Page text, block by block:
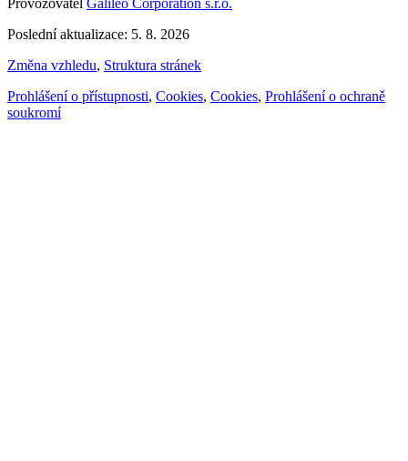
Provozovatel Galileo Corporation s.r.o.
Poslední aktualizace: 5. 8. 2026
Změna vzhledu, Struktura stránek
Prohlášení o přístupnosti, Cookies, Cookies, Prohlášení o ochraně
soukromí